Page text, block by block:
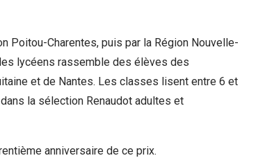
Poitou-Charentes, puis par la Région Nouvelle-
lycéens rassemble des élèves des
et de Nantes. Les classes lisent entre 6 et
la sélection Renaudot adultes et
anniversaire de ce prix.